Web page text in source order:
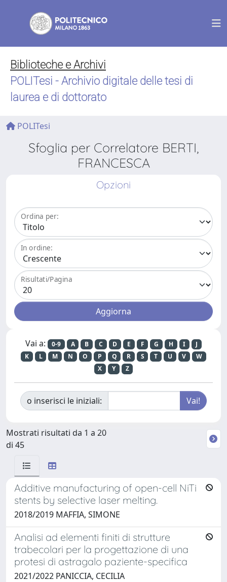
Biblioteche e Archivi
POLITesi - Archivio digitale delle tesi di
laurea e di dottorato
POLITesi
Sfoglia per Correlatore BERTI,
FRANCESCA
Opzioni
Ordina per:
In ordine:
Risultati/Pagina
Vai a: 0-9 A B C D E F G H I
J
K
L M N O P Q R S T U V
W
X
Y Z
o inserisci le iniziali:
Mostrati risultati da 1 a 20
di 45
Additive manufacturing of open-cell NiTi
stents by selective laser melting.
2018/2019 MAFFIA, SIMONE
Analisi ad elementi finiti di strutture
trabecolari per la progettazione di una
protesi di astragalo paziente-specifica
2021/2022 PANICCIA, CECILIA